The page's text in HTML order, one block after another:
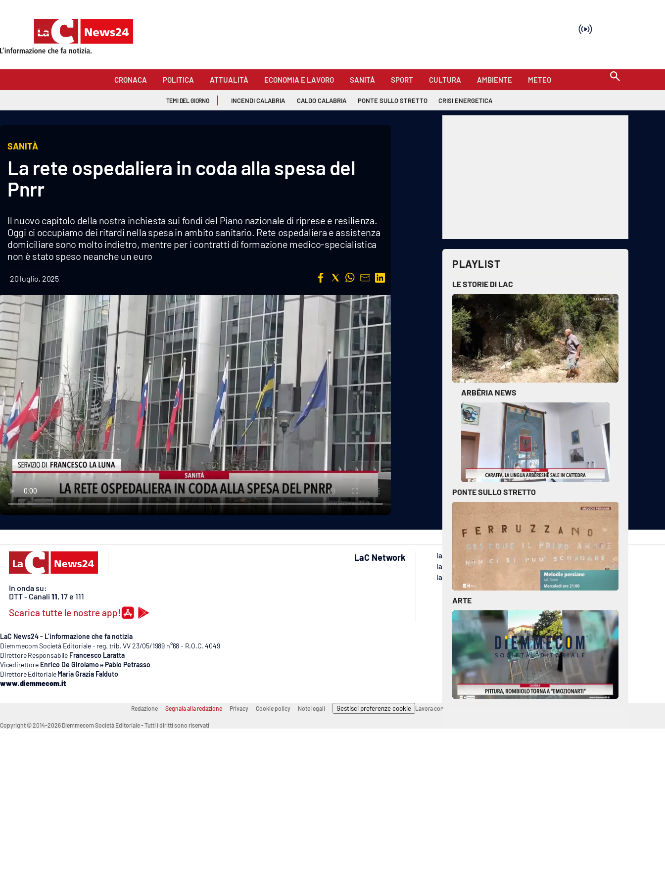
Sezioni
Attualità
Sanità
Cultura
Podcast
Meteo
Editoriali
Video
Ambiente
Cronaca
Cultura
Economia e Lavoro
Politica
Sanità
Società
Sport
Rubriche
Good Morning Vietnam
Parchi Marini Calabria
Leggendo Alvaro insieme
Imprese Di Calabria
Le perfidie di Antonella Grippo
Venti di comunicazione
LaC TV
CRONACA POLITICA ATTUALITÀ ECONOMIA E LAVORO SANITÀ SPORT CULTURA AMBIENTE METEO
TEMI DEL GIORNO INCENDI CALABRIA CALDO CALABRIA PONTE SULLO STRETTO CRISI ENERGETICA
SANITÀ
La rete ospedaliera in coda alla spesa del
Pnrr
Il nuovo capitolo della nostra inchiesta sui fondi del Piano nazionale di riprese e resilienza.
Oggi ci occupiamo dei ritardi nella spesa in ambito sanitario. Rete ospedaliera e assistenza
domiciliare sono molto indietro, mentre per i contratti di formazione medico-specialistica
non è stato speso neanche un euro
20 luglio, 2025
PLAYLIST
LE STORIE DI LAC
ARBËRIA NEWS
PONTE SULLO STRETTO
ARTE
In onda su:
DTT - Canali 11, 17 e 111
Scarica tutte le nostre app!
LaC Network
lacplay.it
lactv.it
laconair.it
lacitymag.it
ilreggino.it
cosenzachannel.it
catanzarochannel.it
LaC News24 - L’informazione che fa notizia
Diemmecom Società Editoriale - reg. trib. VV 23/05/1989 n°68 - R.O.C. 4049
Direttore Responsabile Francesco Laratta
Vicedirettore Enrico De Girolamo e Pablo Petrasso
Direttore Editoriale Maria Grazia Falduto
www.diemmecom.it
Redazione Segnala alla redazione Privacy Cookie policy Note legali Gestisci preferenze cookie Lavora con noi
Copyright © 2014-2026 Diemmecom Società Editoriale - Tutti i diritti sono riservati